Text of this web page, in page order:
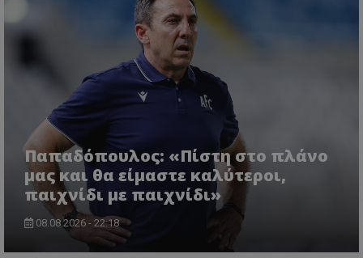
Παπαδόπουλος: «Πίστη στο πλάνο
μας και θα είμαστε καλύτεροι,
παιχνίδι με παιχνίδι»
08.08.2026 - 22:18